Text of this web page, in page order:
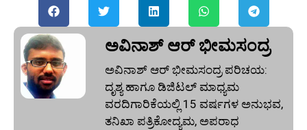
ಅವಿನಾಶ್‌ ಆರ್‌ ಭೀಮಸಂದ್ರ
ಅವಿನಾಶ್‌ ಆರ್‌ ಭೀಮಸಂದ್ರ ಪರಿಚಯ:
ದೃಶ್ಯ ಹಾಗೂ ಡಿಜಿಟಲ್ ಮಾಧ್ಯಮ
ವರದಿಗಾರಿಕೆಯಲ್ಲಿ 15 ವರ್ಷಗಳ ಅನುಭವ,
ತನಿಖಾ ಪತ್ರಿಕೋದ್ಯಮ, ಅಪರಾಧ